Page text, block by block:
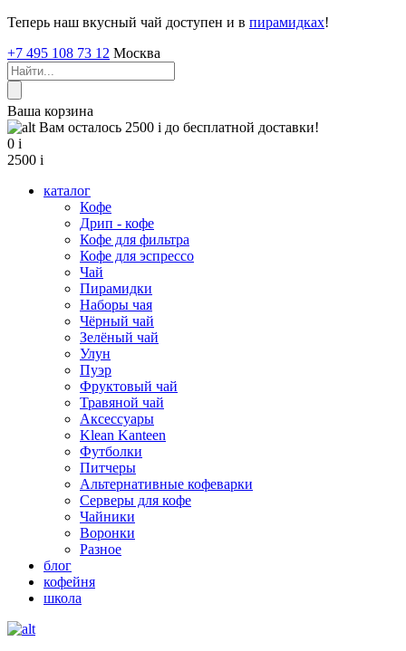
Теперь наш вкусный чай доступен и в пирамидках!
+7 495 108 73 12 Москва
Ваша корзина
Вам осталось 2500 i до бесплатной доставки!
0 i
2500 i
каталог
Кофе
Дрип - кофе
Кофе для фильтра
Кофе для эспрессо
Чай
Пирамидки
Наборы чая
Чёрный чай
Зелёный чай
Улун
Пуэр
Фруктовый чай
Травяной чай
Аксессуары
Klean Kanteen
Футболки
Питчеры
Альтернативные кофеварки
Серверы для кофе
Чайники
Воронки
Разное
блог
кофейня
школа